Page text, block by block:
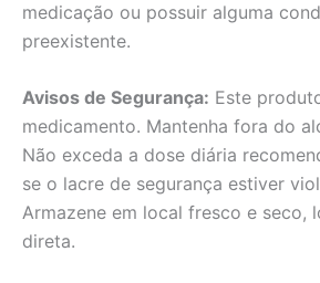
medicação ou possuir alguma
preexistente.
Avisos de Segurança: Este
medicamento. Mantenha fora do
Não exceda a dose diária
se o lacre de segurança estiver
Armazene em local fresco e seco,
direta.